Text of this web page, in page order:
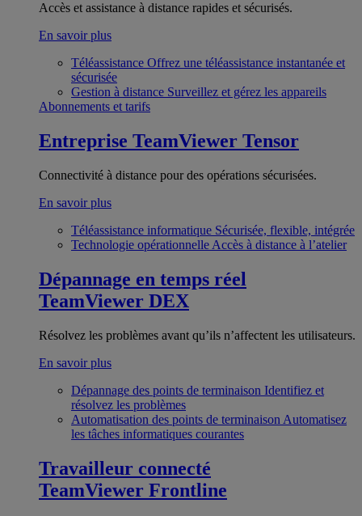
Accès et assistance à distance rapides et sécurisés.
En savoir plus
Téléassistance Offrez une téléassistance instantanée et
sécurisée
Gestion à distance Surveillez et gérez les appareils
Abonnements et tarifs
Entreprise TeamViewer Tensor
Connectivité à distance pour des opérations sécurisées.
En savoir plus
Téléassistance informatique Sécurisée, flexible, intégrée
Technologie opérationnelle Accès à distance à l’atelier
Dépannage en temps réel
TeamViewer DEX
Résolvez les problèmes avant qu’ils n’affectent les utilisateurs.
En savoir plus
Dépannage des points de terminaison Identifiez et
résolvez les problèmes
Automatisation des points de terminaison Automatisez
les tâches informatiques courantes
Travailleur connecté
TeamViewer Frontline